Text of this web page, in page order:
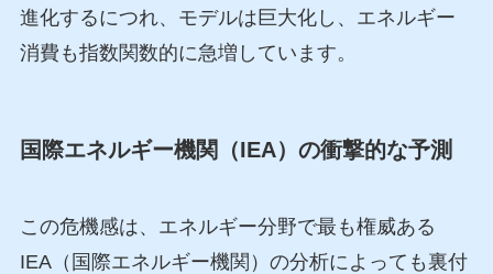
進化するにつれ、モデルは巨大化し、エネルギー
消費も指数関数的に急増しています。
国際エネルギー機関（IEA）の衝撃的な予測
この危機感は、エネルギー分野で最も権威ある
IEA（国際エネルギー機関）の分析によっても裏付